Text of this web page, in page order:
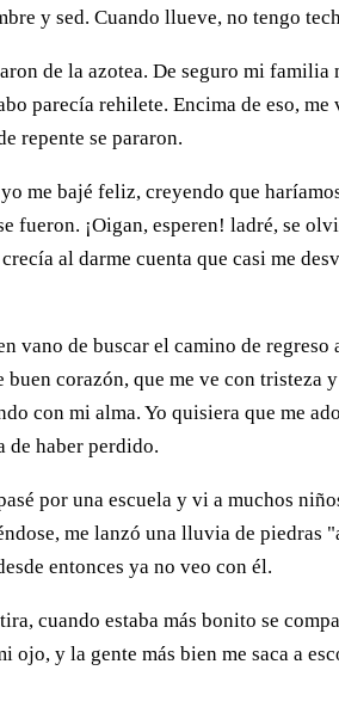
y sed. Cuando llueve, no tengo
de la azotea. De seguro mi
parecía rehilete. Encima de eso,
repente se pararon.
me bajé feliz, creyendo que
fueron. ¡Oigan, esperen! ladré, se
al darme cuenta que casi me
vano de buscar el camino de
buen corazón, que me ve con tristeza
con mi alma. Yo quisiera que me
de haber perdido.
por una escuela y vi a muchos
me lanzó una lluvia de piedras
entonces ya no veo con él.
cuando estaba más bonito se
ojo, y la gente más bien me saca a